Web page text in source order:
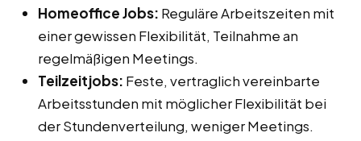
Homeoffice Jobs: Reguläre Arbeitszeiten mit
einer gewissen Flexibilität, Teilnahme an
regelmäßigen Meetings.
Teilzeitjobs: Feste, vertraglich vereinbarte
Arbeitsstunden mit möglicher Flexibilität bei
der Stundenverteilung, weniger Meetings.